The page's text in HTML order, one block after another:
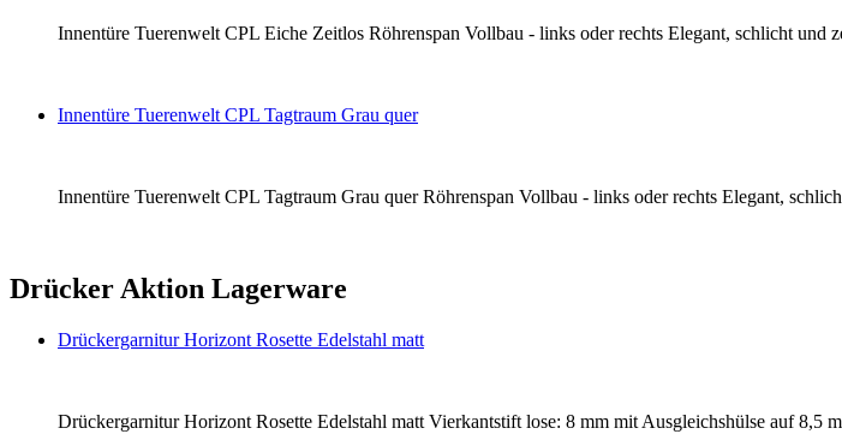
Innentüre Tuerenwelt CPL Eiche Zeitlos Röhrenspan Vollbau - links oder rechts Elegant, schlicht
Innentüre Tuerenwelt CPL Tagtraum Grau quer
Innentüre Tuerenwelt CPL Tagtraum Grau quer Röhrenspan Vollbau - links oder rechts Elegant,
Drücker Aktion Lagerware
Drückergarnitur Horizont Rosette Edelstahl matt
Drückergarnitur Horizont Rosette Edelstahl matt Vierkantstift lose: 8 mm mit Ausgleichshülse auf 8,5